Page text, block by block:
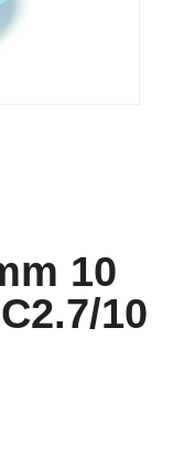
10
10